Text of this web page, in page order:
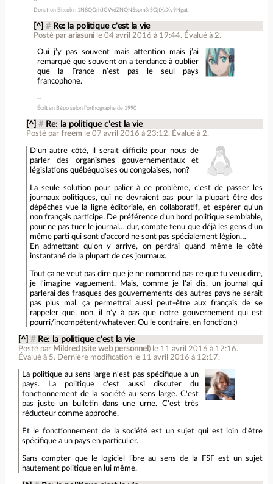
Donation Bitcoin : 1N8QGrhJGWdZNQNSspm3rSGjtXaXv9Ngat
[^] # Re: la politique c'est la vie
Posté parariasuni le 04 avril 2016 à 19:44. Évalué à 2.
Oui j’y pas souvent mais attention mais j’ai
remarqué que souvent on a tendance à oublier
que la France n’est pas le seul pays
francophone.
Écrit en Bépo selon l’orthographe de 1990
[^] # Re: la politique c'est la vie
Posté par freem le 07 avril 2016 à 23:12. Évalué à 2.
D'un autre côté, il serait difficile pour nous de
parler des organismes gouvernementaux et
législations québéquoises ou congolaises, non?
La seule solution pour palier à ce problème, c'est de passer les
journaux politiques, qui ne devraient pas pour la plupart être des
dépêches vue la ligne éditoriale, en collaboratif, et espérer qu'un
non français participe. De préférence d'un bord politique semblable,
pour ne pas tuer le journal… dur, compte tenu que déjà les gens d'un
même parti qui sont d'accord ne sont pas spécialement légion…
En admettant qu'on y arrive, on perdrai quand même le côté
instantané de la plupart de ces journaux.
Tout ça ne veut pas dire que je ne comprend pas ce que tu veux dire,
je l'imagine vaguement. Mais, comme je l'ai dis, un journal qui
parlerai des frasques des gouvernements des autres pays ne serait
pas plus mal, ça permettrai aussi peut-être aux français de se
rappeler que, non, il n'y à pas que notre gouvernement qui est
pourri/incompétent/whatever. Ou le contraire, en fonction :)
[^] # Re: la politique c'est la vie
Posté par Mildred (site web personnel ) le 11 avril 2016 à 12:16.
Évalué à 5. Dernière modification le 11 avril 2016 à 12:17.
La politique au sens large n'est pas spécifique a un
pays. La politique c'est aussi discuter du
fonctionnement de la société au sens large. C'est
pas juste un bulletin dans une urne. C'est très
réducteur comme approche.
Et le fonctionnement de la société est un sujet qui est loin d'être
spécifique a un pays en particulier.
Sans compter que le logiciel libre au sens de la FSF est un sujet
hautement politique en lui même.